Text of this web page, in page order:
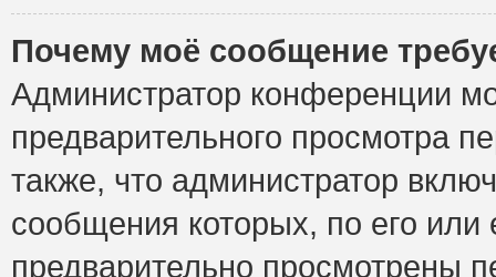
Почему моё сообщение
Администратор конференции
предварительного просмотра
также, что администратор
сообщения которых, по его
предварительно просмотрены